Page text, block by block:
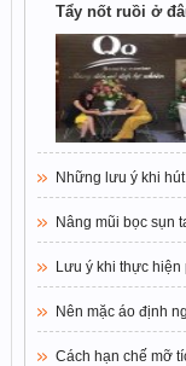
Tẩy nốt ruồi ở
Những lưu ý khi
Nâng mũi bọc sụn
Lưu ý khi thực
Nên mặc áo định
Cách hạn chế mỡ